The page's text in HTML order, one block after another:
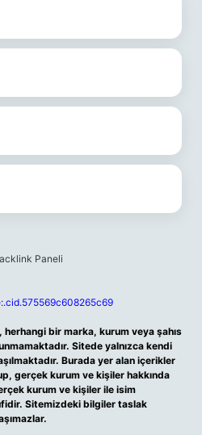
bir marka, kurum veya şahıs
Sitede yalnızca kendi
Burada yer alan içerikler
gerçek kurum ve kişiler hakkında
kurum ve kişiler ile isim
Sitemizdeki bilgiler taslak